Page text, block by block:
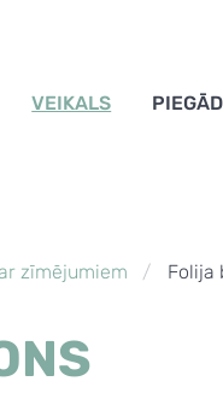
VEIKALS
zīmējumiem Folija